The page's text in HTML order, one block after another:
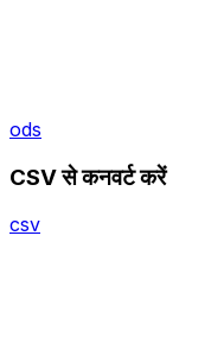
ods
CSV से कनवर्ट करें
csv